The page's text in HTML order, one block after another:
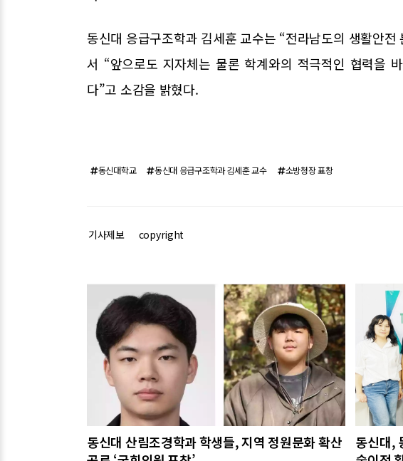
동신대 응급구조학과 김세훈 교수는 “전라남도의 생활안
서 “앞으로도 지자체는 물론 학계와의 적극적인 협력을
다”고 소감을 밝혔다.
동신대학교 동신대 응급구조학과 김세훈 교수 소방청장 표창
기사제보 copyright
관련기사
동신대 산림조경학과 학생들, 지역 정원문화 확산
동신대,